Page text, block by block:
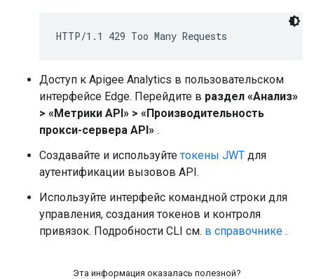
HTTP/1.1 429 Too Many Requests
Доступ к Apigee Analytics в пользовательском
интерфейсе Edge. Перейдите в раздел «Анализ»
> «Метрики API» > «Производительность
прокси-сервера API» .
Создавайте и используйте токены JWT для
аутентификации вызовов API.
Используйте интерфейс командной строки для
управления, создания токенов и контроля
привязок. Подробности CLI см. в справочнике .
Эта информация оказалась полезной?